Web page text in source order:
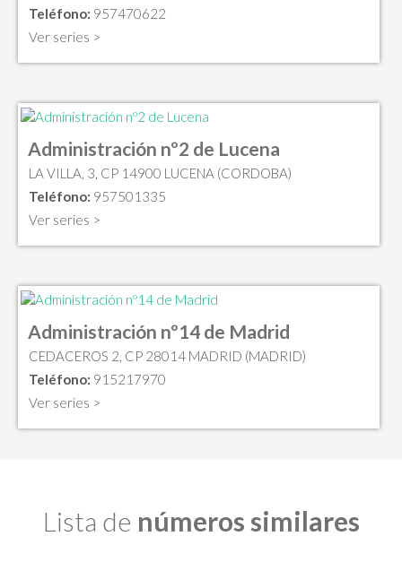
Teléfono: 957470622
Ver series >
Administración nº2 de Lucena
LA VILLA, 3, CP 14900 LUCENA (CORDOBA)
Teléfono: 957501335
Ver series >
Administración nº14 de Madrid
CEDACEROS 2, CP 28014 MADRID (MADRID)
Teléfono: 915217970
Ver series >
Lista de números similares